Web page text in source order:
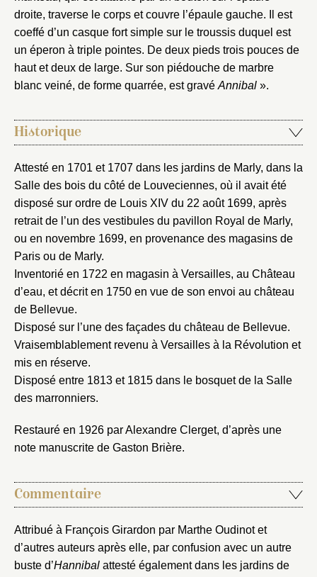
droite, traverse le corps et couvre l’épaule gauche. Il est
coeffé d’un casque fort simple sur le troussis duquel est
un éperon à triple pointes. De deux pieds trois pouces de
haut et deux de large. Sur son piédouche de marbre
blanc veiné, de forme quarrée, est gravéAnnibal ».
Historique
Attesté en 1701 et 1707 dans les jardins de Marly, dans la
Salle des bois du côté de Louveciennes, où il avait été
disposé sur ordre de Louis XIV du 22 août 1699, après
retrait de l’un des vestibules du pavillon Royal de Marly,
ou en novembre 1699, en provenance des magasins de
Paris ou de Marly.
Inventorié en 1722 en magasin à Versailles, au Château
d’eau, et décrit en 1750 en vue de son envoi au château
de Bellevue.
Disposé sur l’une des façades du château de Bellevue.
Vraisemblablement revenu à Versailles à la Révolution et
mis en réserve.
Disposé entre 1813 et 1815 dans le bosquet de la Salle
des marronniers.
Restauré en 1926 par Alexandre Clerget, d’après une
note manuscrite de Gaston Brière.
Commentaire
Attribué à François Girardon par Marthe Oudinot et
d’autres auteurs après elle, par confusion avec un autre
buste d’Hannibal attesté également dans les jardins de
Fermer
Choix du dossier où ajouter la
notice
Nom du dossier
Valider
Nouveau dossier
Créer et ajouter
Connexion
Mot de passe
Envoyer
Vous n'êtes pas encore inscrit ?
Créer un compte
Vous avez oublié votre mot de passe ?